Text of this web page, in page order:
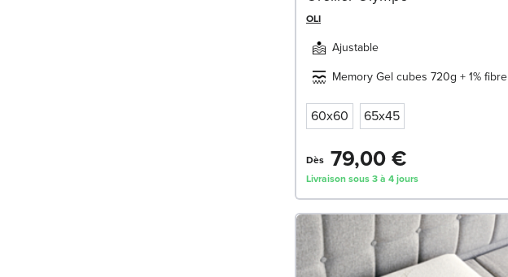
OLI
Ajustable
Memory Gel cubes 720g + 1% fibre
60x60 65x45
Dès 79,00 €
Livraison sous 3 à 4 jours